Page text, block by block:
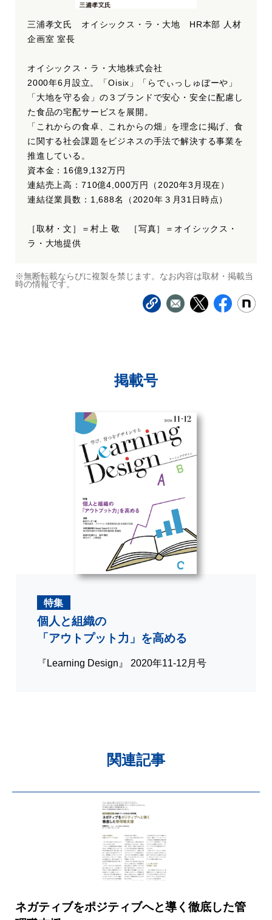
三浦孝文氏 オイシックス・ラ・大地 HR本部 人材
企画室 室長
オイシックス・ラ・大地株式会社
2000年6月設立。「Oisix」「らでぃっしゅぼーや」
「大地を守る会」の３ブランドで安心・安全に配慮し
た食品の宅配サービスを展開。
「これからの食卓、これからの畑」を理念に掲げ、食
に関する社会課題をビジネスの手法で解決する事業を
推進している。
資本金：16億9,132万円
連結売上高：710億4,000万円（2020年3月現在）
連結従業員数：1,688名（2020年３月31日時点）
［取材・文］＝村上 敬 ［写真］＝オイシックス・
ラ・大地提供
※無断転載ならびに複製を禁じます。なお内容は取材・掲載当
時の情報です。
掲載号
特集
個人と組織の
「アウトプット力」を高める
『Learning Design』 2020年11-12月号
関連記事
ネガティブをポジティブへと導く徹底した管